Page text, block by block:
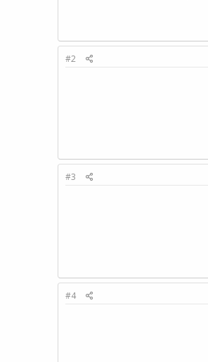
#2
#3
#4